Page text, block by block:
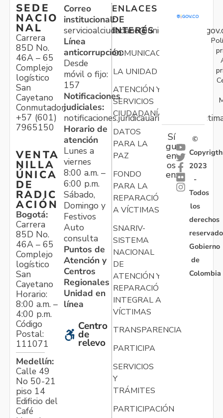
SEDE
NACIO
NAL
Carrera
85D No.
46A – 65
Complejo
logístico
San
Cayetano
Conmutador:
+57 (601)
7965150
VENTA
NILLA
ÚNICA
DE
RADIC
ACIÓN
Bogotá:
Carrera
85D No.
46A – 65
Complejo
logístico
San
Cayetano
Horario:
8:00 a.m. –
4:00 p.m.
Código
Postal:
111071
Medellín:
Calle 49
No 50-21
piso 14
Edificio del
Café
Correo
institucional:
Línea
anticorrupción:
Desde
móvil o fijo:
157
Notificaciones
judiciales:
Horario de
atención
Lunes a
viernes
8:00 a.m. –
6:00 p.m.
Sábado,
Domingo y
Festivos
Auto
consulta
Puntos de
Atención y
Centros
Regionales
Unidad en
línea
Centro
de
relevo
ENLACES
DE
INTERÉS
COMUNICACIONES
LA UNIDAD
ATENCIÓN Y
SERVICIOS
CIUDADANÍA
DATOS
PARA LA
PAZ
FONDO
PARA LA
REPARACIÓN
A VÍCTIMAS
SNARIV-
SISTEMA
NACIONAL
DE
ATENCIÓN Y
REPARACIÓN
INTEGRAL A
VÍCTIMAS
TRANSPARENCIA
PARTICIPA
SERVICIOS
Y
TRÁMITES
PARTICIPACIÓN
Sí
gu
en
os
en:
©
Copyrigth
2023
-
Todos
los
derechos
Gobierno
de
Colombia